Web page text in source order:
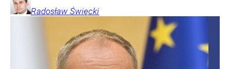
Radosław Święcki